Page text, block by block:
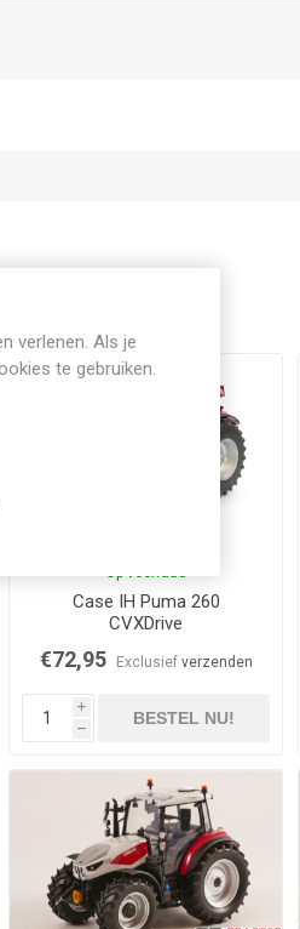
Case IH Puma 260
CVXDrive
€72,95 Exclusief verzenden
i
h
BESTEL NU!
verlenen. Als je
te gebruiken.